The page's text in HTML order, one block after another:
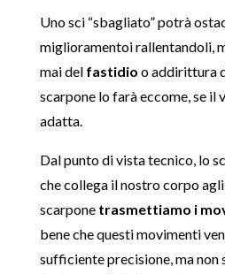
Uno sci “sbagliato” potrà
miglioramentoi rallentandoli,
mai del fastidio o addirittura
scarpone lo farà eccome, se il
adatta.
Dal punto di vista tecnico, lo
che collega il nostro corpo
scarpone trasmettiamo i
bene che questi movimenti
sufficiente precisione, ma non